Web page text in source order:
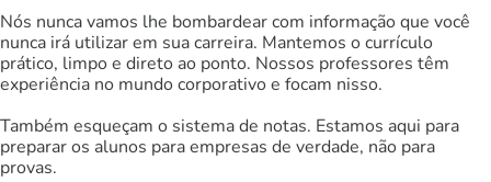
Nós nunca vamos lhe bombardear com informação que você
nunca irá utilizar em sua carreira. Mantemos o currículo
prático, limpo e direto ao ponto. Nossos professores têm
experiência no mundo corporativo e focam nisso.
Também esqueçam o sistema de notas. Estamos aqui para
preparar os alunos para empresas de verdade, não para
provas.